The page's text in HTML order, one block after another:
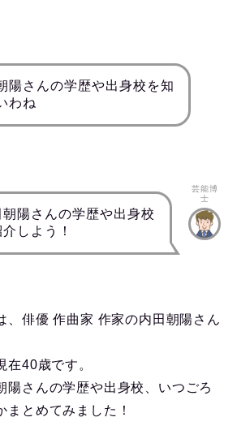
陽さんの学歴や出身校を知
わね
陽さんの学歴や出身校
しよう！
芸能博
士
、俳優 作曲家 作家の内田朝陽さん
在40歳です。
陽さんの学歴や出身校、いつごろ
まとめてみました！